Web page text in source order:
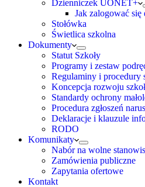
Dzienniczek UONET+
Jak zalogować
Stołówka
Świetlica szkolna
Dokumenty
Statut Szkoły
Programy i zestaw
Regulaminy i procedury
Koncepcja rozwoju
Standardy ochrony
Procedura zgłoszeń
Deklaracje i klauzule
RODO
Komunikaty
Nabór na wolne
Zamówienia publiczne
Zapytania ofertowe
Kontakt